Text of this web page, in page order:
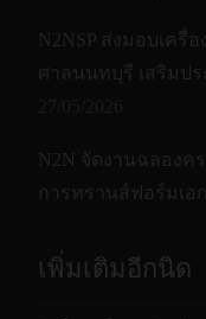
N2NSP ส่งมอบเครื่
ศาลนนทบุรี เสริมป
N2N จัดงานฉลองค
การทรานส์ฟอร์มเอ
เพิ่มเติมอีกนิด